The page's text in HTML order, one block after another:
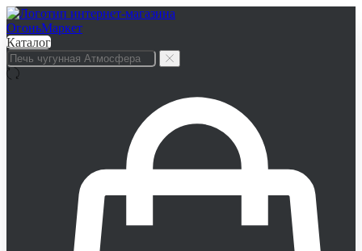
Каталог